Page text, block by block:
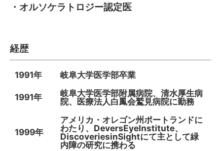
・オルソケラトロジー認定医
経歴
1991年 岐阜大学医学部卒業
1991年
岐阜大学医学部附属病院、清水厚生病
院、医療法人白鳳会鷲見病院に勤務
1999年
アメリカ・オレゴン州ポートランドに
わたり、DeversEyeInstitute、
DiscoveriesinSightにて主として緑
内障の研究に携わる